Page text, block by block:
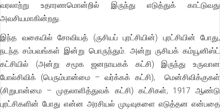
வரலாற்று உதாரணமொன்றில் இருந்து எடுத்துக் காட்டுவது
அவசியமாகின்றது.
இந்த வகையில் சோவியத் (ருசியப் புரட்சியின்) புரட்சியின் போது,
நடந்த சம்பவங்கள் இன்று பொருந்தும். அன்று ருசியக் கம்யூனிஸ்ட்
கட்சியில் (அன்று சமூக ஜனநாயகக் கட்சி) இருந்து உருவான
போல்சிவிக் (பெரும்பான்மை – வர்க்கக் கட்சி), மென்சிவிக்குகள்
(சிறுபான்மை – முதலாளித்துவக் கட்சி) கட்சிகள், 1917 ஆண்டு
புரட்சிகளின் போது என்ன அரசியல் முடிவுகளை எடுத்தன என்பதை